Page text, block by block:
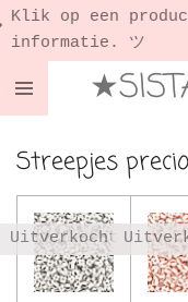
Ga
direct
de
voor meer
Streepjes
Uitverkocht